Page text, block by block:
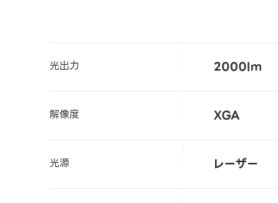
光出力 2000lm
解像度 XGA
光源 レーザー